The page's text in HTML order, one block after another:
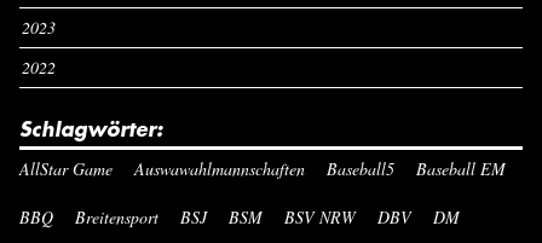
2023
2022
Schlagwörter:
AllStar Game Auswawahlmannschaften Baseball5 Baseball EM
BBQ Breitensport BSJ BSM BSV NRW DBV DM